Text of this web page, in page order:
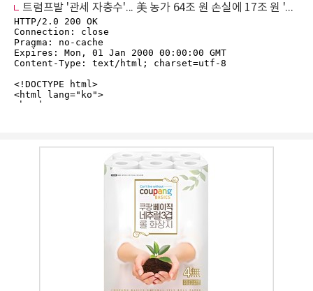
트럼프발 '관세 자충수'... 美 농가 64조 원 손실에 17조 원 '찔끔' 지원